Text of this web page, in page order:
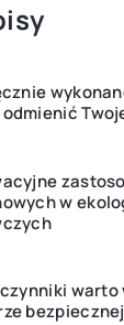
odmienić
w
warto